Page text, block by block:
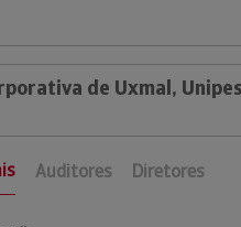
de Uxmal,
Auditores Diretores